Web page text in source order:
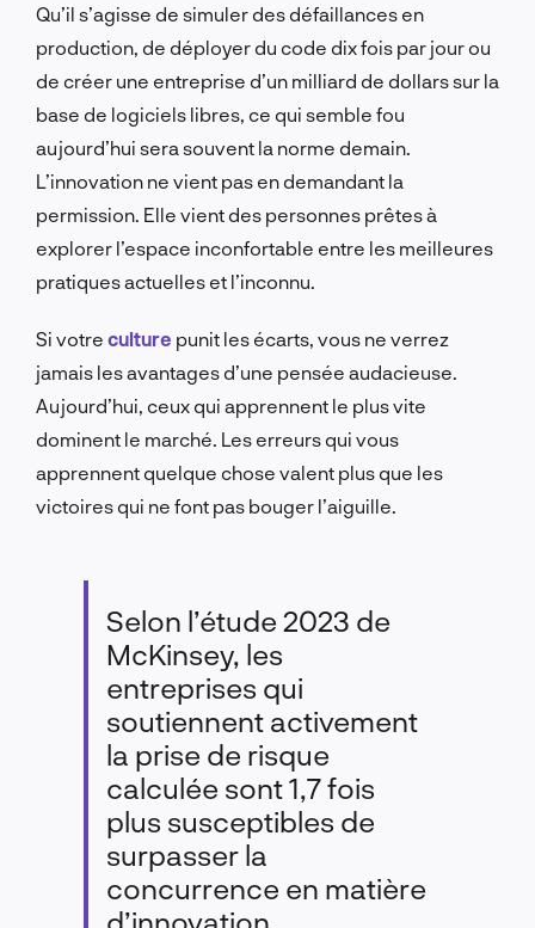
Qu’il s’agisse de simuler des défaillances en
production, de déployer du code dix fois par jour ou
de créer une entreprise d’un milliard de dollars sur la
base de logiciels libres, ce qui semble fou
aujourd’hui sera souvent la norme demain.
L’innovation ne vient pas en demandant la
permission. Elle vient des personnes prêtes à
explorer l’espace inconfortable entre les meilleures
pratiques actuelles et l’inconnu.
Si votre culture punit les écarts, vous ne verrez
jamais les avantages d’une pensée audacieuse.
Aujourd’hui, ceux qui apprennent le plus vite
dominent le marché. Les erreurs qui vous
apprennent quelque chose valent plus que les
victoires qui ne font pas bouger l’aiguille.
Selon l’étude 2023 de
McKinsey, les
entreprises qui
soutiennent activement
la prise de risque
calculée sont 1,7 fois
plus susceptibles de
surpasser la
concurrence en matière
d’innovation.